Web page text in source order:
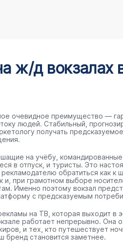
ж/д вокзалах
очевидное преимущество —
людей. Стабильный,
получать
на учёбу, командированные
в отпуск, и туристы. Это
обратиться как к
и, при грамотном выборе
Именно поэтому вокзал
с предсказуемым
на ТВ, которая выходит в
работает непрерывно. Она
и тех, кто путешествует
бренд становится заметнее.